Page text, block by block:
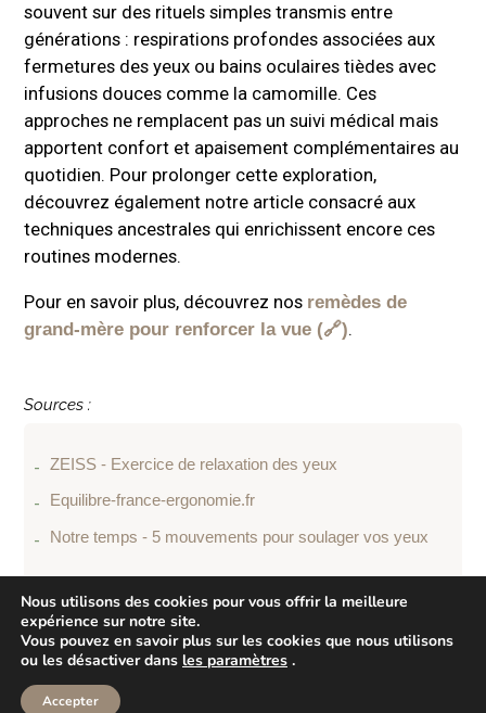
souvent sur des rituels simples transmis entre
générations : respirations profondes associées aux
fermetures des yeux ou bains oculaires tièdes avec
infusions douces comme la camomille. Ces
approches ne remplacent pas un suivi médical mais
apportent confort et apaisement complémentaires au
quotidien. Pour prolonger cette exploration,
découvrez également notre article consacré aux
techniques ancestrales qui enrichissent encore ces
routines modernes.
Pour en savoir plus, découvrez nos remèdes de
grand-mère pour renforcer la vue
.
Sources :
ZEISS - Exercice de relaxation des yeux
Equilibre-france-ergonomie.fr
Notre temps - 5 mouvements pour soulager vos yeux
Saint Cyr Optique © 2023-2024 |
de vente | Mentions légales | Site web et référencement
Nous utilisons des cookies pour vous offrir la meilleure
expérience sur notre site.
Vous pouvez en savoir plus sur les cookies que nous utilisons
ou les désactiver dans les paramètres .
Accepter